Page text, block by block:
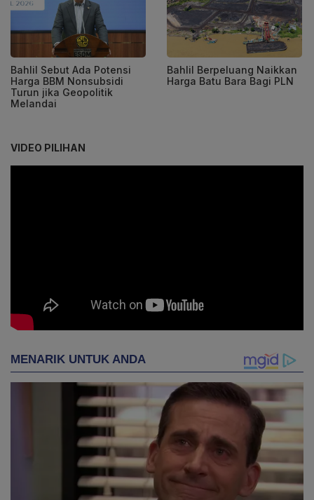
Bahlil Sebut Ada Potensi
Harga BBM Nonsubsidi
Turun jika Geopolitik
Melandai
Bahlil Berpeluang Naikkan
Harga Batu Bara Bagi PLN
VIDEO PILIHAN